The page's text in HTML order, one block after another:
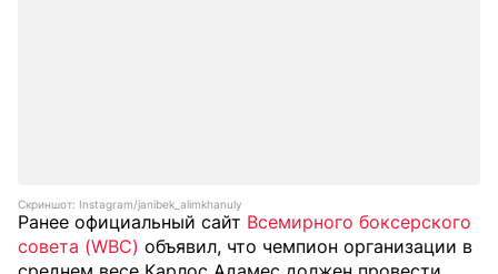
Скриншот: Instagram/janibek_alimkhanuly
Ранее официальный сайт Всемирного боксерского
совета (WBC) объявил, что чемпион организации в